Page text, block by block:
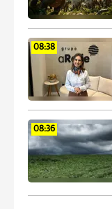
08:38
08:36